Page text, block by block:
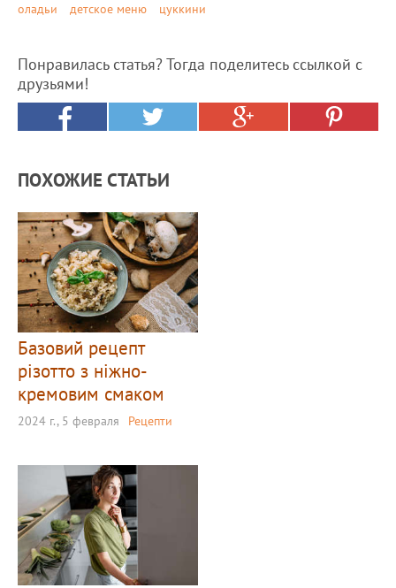
оладьи
детское меню цуккини
Понравилась статья? Тогда поделитесь ссылкой с
друзьями!
ПОХОЖИЕ СТАТЬИ
Базовий рецепт
різотто з ніжно-
кремовим смаком
2024 г., 5 февраля Рецепти